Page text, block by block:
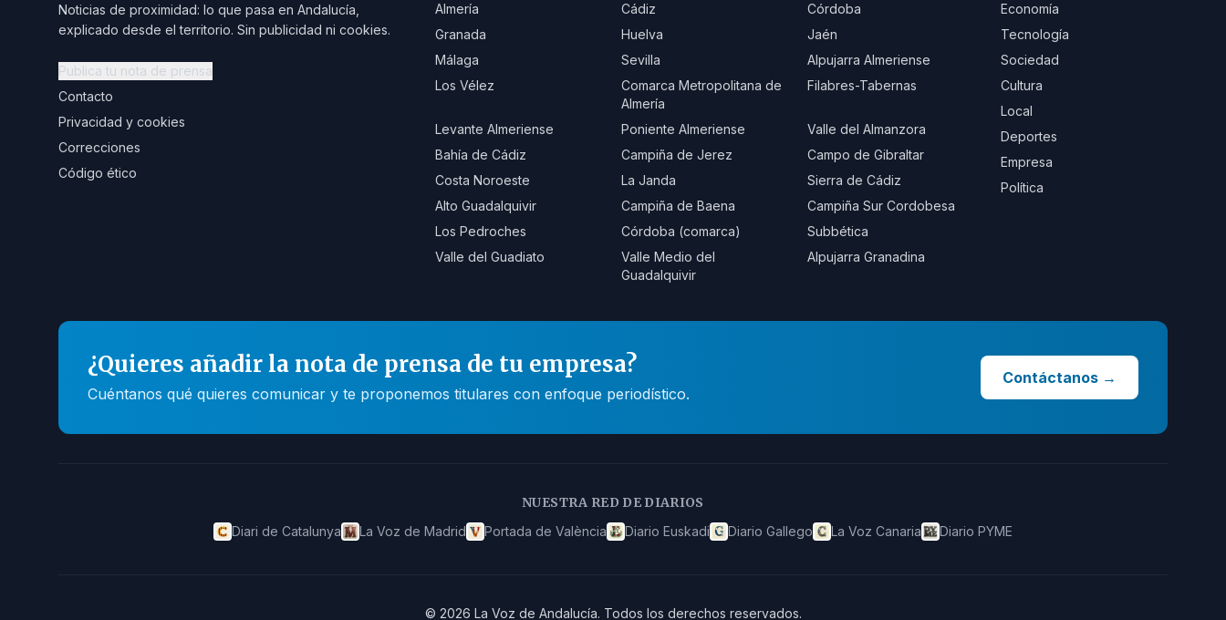
Noticias de proximidad: lo que pasa en Andalucía,
explicado desde el territorio. Sin publicidad ni cookies.
Publica tu nota de prensa
Contacto
Privacidad y cookies
Correcciones
Código ético
Almería Cádiz
Córdoba
Granada
Huelva
Jaén
Málaga
Sevilla
Alpujarra Almeriense
Los Vélez
Comarca Metropolitana de
Almería
Filabres-Tabernas
Levante Almeriense Poniente Almeriense
Valle del Almanzora
Bahía de Cádiz
Campiña de Jerez
Campo de Gibraltar
Costa Noroeste
La Janda
Sierra de Cádiz
Alto Guadalquivir
Campiña de Baena
Campiña Sur Cordobesa
Los Pedroches
Córdoba (comarca)
Subbética
Valle del Guadiato
Valle Medio del
Guadalquivir
Alpujarra Granadina
Economía
Tecnología
Sociedad
Cultura
Local
Deportes
Empresa
Política
¿Quieres añadir la nota de prensa de tu empresa?
Cuéntanos qué quieres comunicar y te proponemos titulares con enfoque periodístico.
Contáctanos →
NUESTRA RED DE DIARIOS
Diari de Catalunya La Voz de Madrid Portada de València Diario Euskadi Diario Gallego La Voz Canaria Diario PYME
© 2026 La Voz de Andalucía. Todos los derechos reservados.